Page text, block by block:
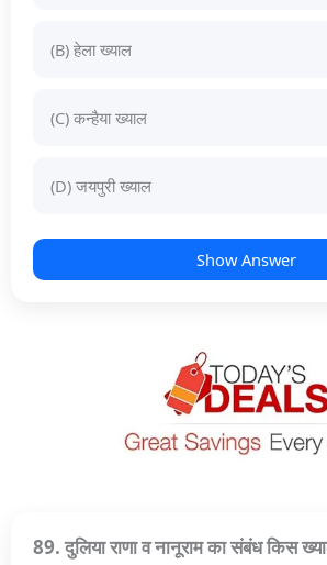
(B) हेला ख्याल
(C) कन्हैया ख्याल
(D) जयपुरी ख्याल
Show Answer
89. दुलिया राणा व नानूराम का संबंध किस